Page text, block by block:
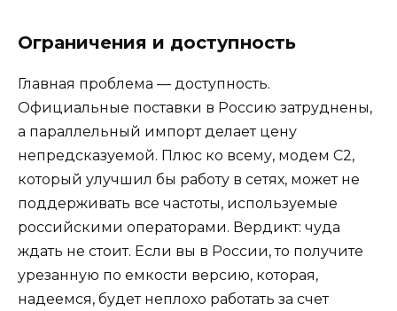
Ограничения и доступность
Главная проблема — доступность.
Официальные поставки в Россию затруднены,
а параллельный импорт делает цену
непредсказуемой. Плюс ко всему, модем C2,
который улучшил бы работу в сетях, может не
поддерживать все частоты, используемые
российскими операторами. Вердикт: чуда
ждать не стоит. Если вы в России, то получите
урезанную по емкости версию, которая,
надеемся, будет неплохо работать за счет